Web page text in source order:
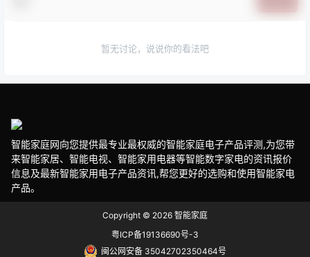
暂无讨论，说说你的看法吧
智能家庭网向您提供最专业最权威的智能家庭电子产品评测,为您带
来智能家居、智能电视、智能家用电器等智能数字家电的资讯报价
信息及最新智能家用电子产品资讯,帮您更好的选购和使用智能家电
产品。
Copyright © 2026 智能家庭
粤ICP备19136690号-3
闽公网安备 35042702350464号